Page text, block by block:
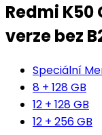
Redmi
verze bez
Speciální
8 + 128 GB
12 + 128 GB
12 + 256 GB